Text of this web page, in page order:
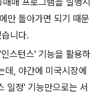
만 돌아가면 되기 때문
니다.
스턴스' 기능을 활용하
데, 야간에 미국시장에
일정' 기능만으로는 서